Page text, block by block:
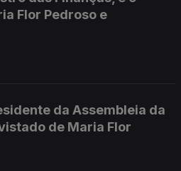
Flor Pedroso e
da Assembleia da
de Maria Flor